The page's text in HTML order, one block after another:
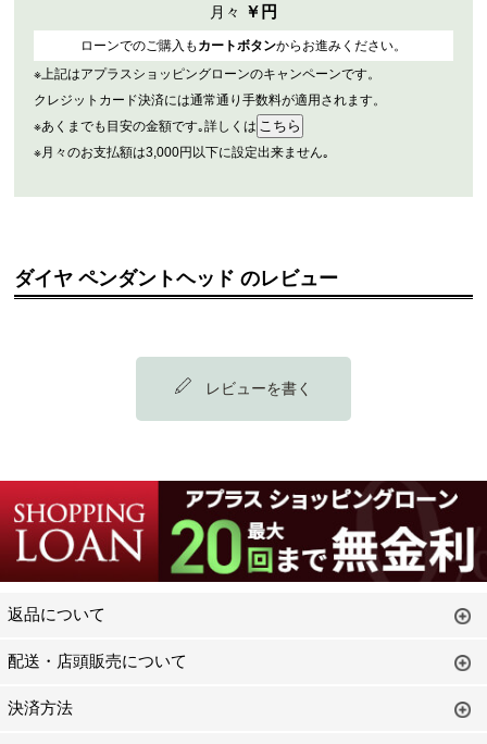
月々 ￥ 円
ローンでのご購入も カートボタンからお進みください。
※上記はアプラスショッピングローンのキャンペーンです。
クレジットカード決済には通常通り手数料が適用されます。
※あくまでも目安の金額です｡詳しくは
※月々のお支払額は3,000円以下に設定出来ません｡
ダイヤ ペンダントヘッド のレビュー
レビューを書く
返品について
配送・店頭販売について
決済方法